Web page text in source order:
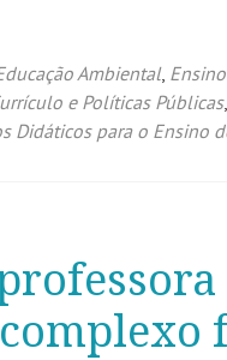
Ambiental,
e Políticas Públicas,
Didáticos para o Ensino